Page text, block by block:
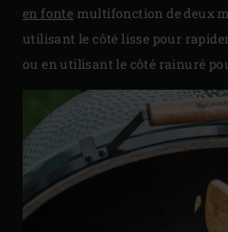
en fonte multifonction de deux
utilisant le côté lisse pour
ou en utilisant le côté rainuré